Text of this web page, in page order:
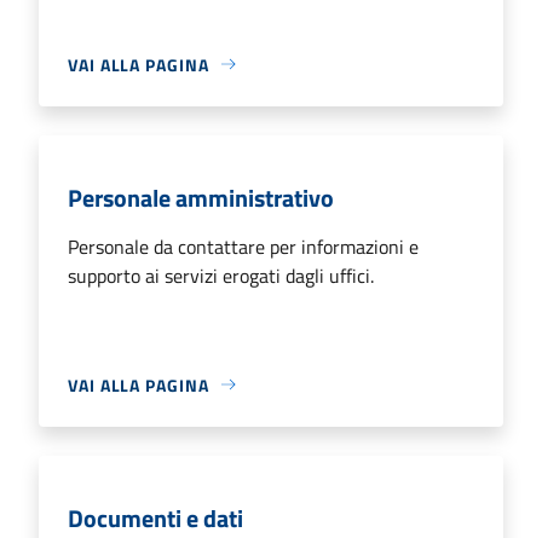
VAI ALLA PAGINA
Personale amministrativo
Personale da contattare per informazioni e
supporto ai servizi erogati dagli uffici.
VAI ALLA PAGINA
Documenti e dati